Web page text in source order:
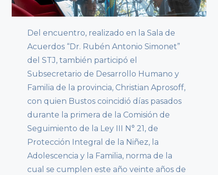
Del encuentro, realizado en la Sala de
Acuerdos “Dr. Rubén Antonio Simonet”
del STJ, también participó el
Subsecretario de Desarrollo Humano y
Familia de la provincia, Christian Aprosoff,
con quien Bustos coincidió días pasados
durante la primera de la Comisión de
Seguimiento de la Ley III N° 21, de
Protección Integral de la Niñez, la
Adolescencia y la Familia, norma de la
cual se cumplen este año veinte años de